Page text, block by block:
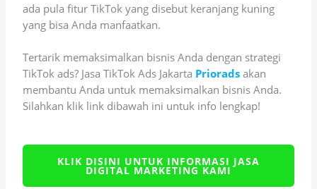
ada pula fitur TikTok yang disebut keranjang kuning
yang bisa Anda manfaatkan.
Tertarik memaksimalkan bisnis Anda dengan strategi
TikTok ads? Jasa TikTok Ads Jakarta Priorads akan
membantu Anda untuk memaksimalkan bisnis Anda.
Silahkan klik link dibawah ini untuk info lengkap!
KLIK DISINI UNTUK INFORMASI JASA
DIGITAL MARKETING KAMI